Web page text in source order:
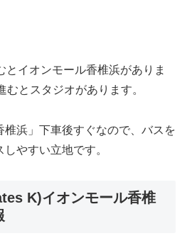
とイオンモール香椎浜がありま
とスタジオがあります。
浜」下車後すぐなので、バスを
やすい立地です。
K)イオンモール香椎